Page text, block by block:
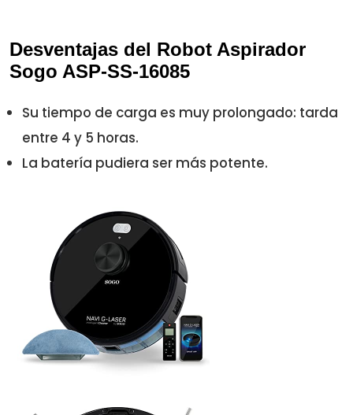
Desventajas del Robot Aspirador
Sogo ASP-SS-16085
Su tiempo de carga es muy prolongado: tarda
entre 4 y 5 horas.
La batería pudiera ser más potente.